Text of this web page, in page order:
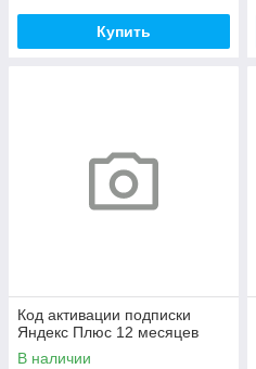
Купить
Код активации подписки
Яндекс Плюс 12 месяцев
В наличии